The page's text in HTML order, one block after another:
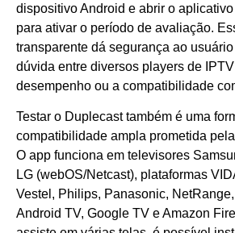
dispositivo Android e abrir o
para ativar o período de avaliação.
transparente dá segurança ao
dúvida entre diversos players de
desempenho ou a compatibilidade
Testar o Duplecast também é uma
compatibilidade ampla prometida
O app funciona em televisores
LG (webOS/Netcast), plataformas
Vestel, Philips, Panasonic,
Android TV, Google TV e Amazon